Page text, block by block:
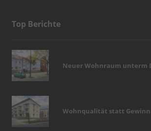
Top Berichte
Neuer Wohnraum unterm
Wohnqualität statt